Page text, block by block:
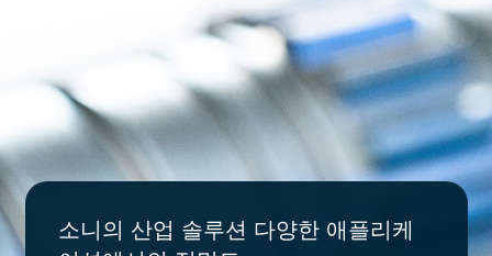
소니의 산업 솔루션 다양한 애플리케